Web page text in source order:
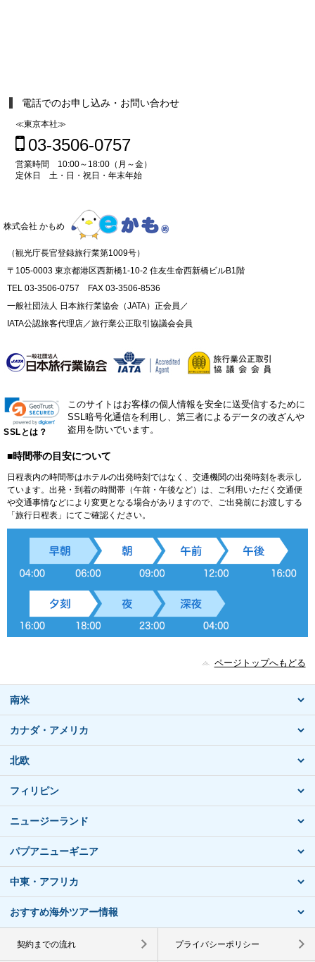
電話でのお申し込み・お問い合わせ
≪東京本社≫
03-3506-0757
営業時間 10:00～18:00（月～金）
定休日 土・日・祝日・年末年始
株式会社 かもめ
（観光庁長官登録旅行業第1009号）
〒105-0003 東京都港区西新橋1-10-2 住友生命西新橋ビルB1階
TEL 03-3506-0757 FAX 03-3506-8536
一般社団法人 日本旅行業協会（JATA）正会員／
IATA公認旅客代理店／旅行業公正取引協議会会員
SSLとは？
このサイトはお客様の個人情報を安全に送受信するために
SSL暗号化通信を利用し、第三者によるデータの改ざんや
盗用を防いでいます。
■時間帯の目安について
日程表内の時間帯はホテルの出発時刻ではなく、交通機関の出発時刻を表示し
ています。出発・到着の時間帯（午前・午後など）は、ご利用いただく交通便
や交通事情などにより変更となる場合がありますので、ご出発前にお渡しする
「旅行日程表」にてご確認ください。
ページトップへもどる
南米
カナダ・アメリカ
北欧
フィリピン
ニュージーランド
パプアニューギニア
中東・アフリカ
おすすめ海外ツアー情報
契約までの流れ プライバシーポリシー